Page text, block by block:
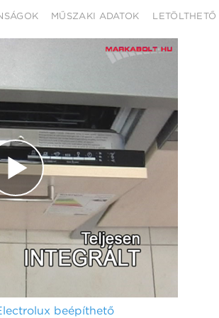
MŰSZAKI ADATOK
beépíthető